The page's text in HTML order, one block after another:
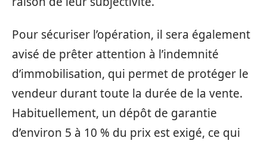
Pour sécuriser l’opération, il sera également
avisé de prêter attention à l’indemnité
d’immobilisation, qui permet de protéger le
vendeur durant toute la durée de la vente.
Habituellement, un dépôt de garantie
d’environ 5 à 10 % du prix est exigé, ce qui